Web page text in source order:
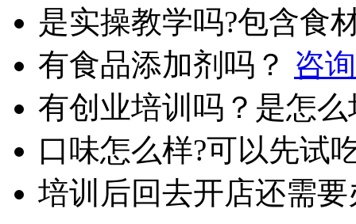
是实操教学吗?包含食
有食品添加剂吗？ 咨
有创业培训吗？是怎
口味怎么样?可以先试
培训后回去开店还需